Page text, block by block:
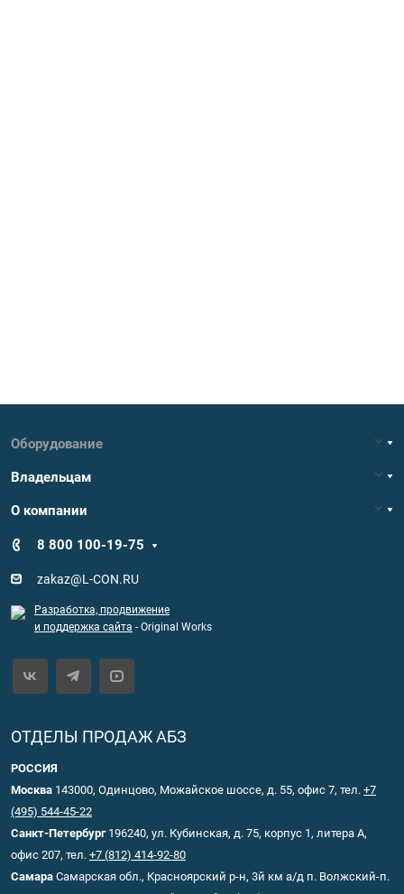
Оборудование
Владельцам
О компании
8 800 100-19-75
zakaz@L-CON.RU
Разработка, продвижение
и поддержка сайта - Original Works
ОТДЕЛЫ ПРОДАЖ АБЗ
РОССИЯ
Москва 143000, Одинцово, Можайское шоссе, д. 55, офис 7, тел. +7
(495) 544-45-22
Санкт-Петербург196240, ул. Кубинская, д. 75, корпус 1, литера А,
офис 207, тел. +7 (812) 414-92-80
Самара Самарская обл., Красноярский р-н, 3й км а/д п. Волжский-п.